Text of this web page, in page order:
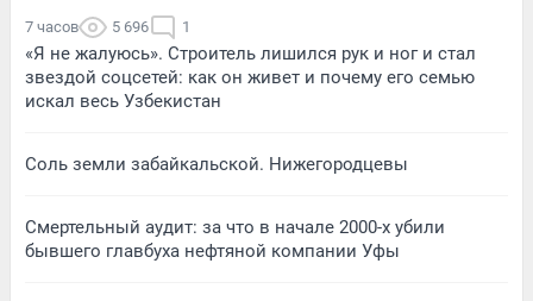
7 часов 5 696 1
«Я не жалуюсь». Строитель лишился рук и ног и стал
звездой соцсетей: как он живет и почему его семью
искал весь Узбекистан
Соль земли забайкальской. Нижегородцевы
Смертельный аудит: за что в начале 2000-х убили
бывшего главбуха нефтяной компании Уфы